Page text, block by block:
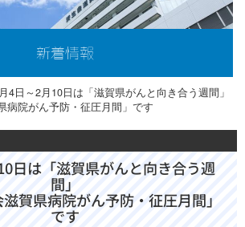
新着情報
4日～2月10日は「滋賀県がんと向き合う週間」
病院がん予防・征圧月間」です
日は「滋賀県がんと向き合う週
間」
賀県病院がん予防・征圧月間」
です